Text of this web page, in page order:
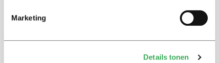
Marketing
Details tonen
Blijf op de hoogte. Meld je aan voor de nieuwsbrief van